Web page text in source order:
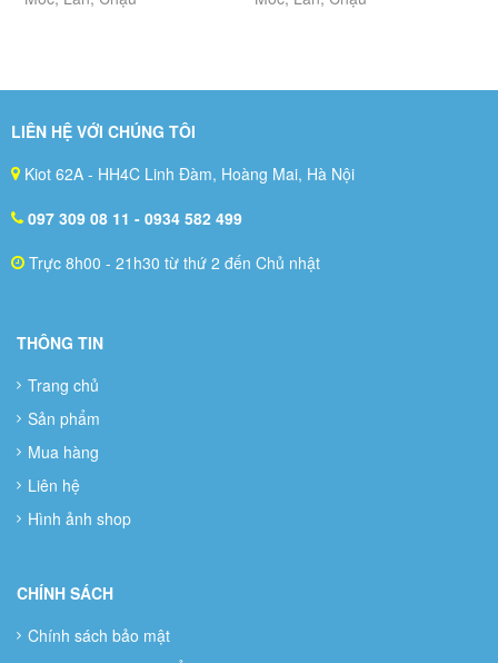
LIÊN HỆ VỚI CHÚNG TÔI
Kiot 62A - HH4C Linh Đàm, Hoàng Mai, Hà Nội
097 309 08 11 - 0934 582 499
Trực 8h00 - 21h30 từ thứ 2 đến Chủ nhật
THÔNG TIN
Trang chủ
Sản phẩm
Mua hàng
Liên hệ
Hình ảnh shop
CHÍNH SÁCH
Chính sách bảo mật